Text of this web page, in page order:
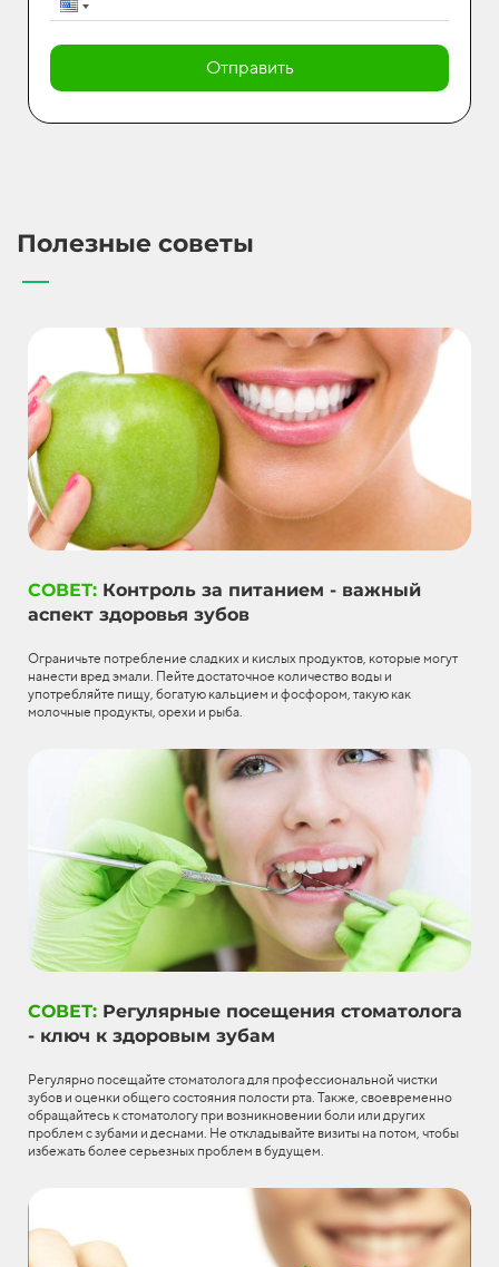
Отправить
Полезные советы
СОВЕТ: Контроль за питанием - важный
аспект здоровья зубов
Ограничьте потребление сладких и кислых продуктов, которые могут
нанести вред эмали. Пейте достаточное количество воды и
употребляйте пищу, богатую кальцием и фосфором, такую как
молочные продукты, орехи и рыба.
СОВЕТ: Регулярные посещения стоматолога
- ключ к здоровым зубам
Регулярно посещайте стоматолога для профессиональной чистки
зубов и оценки общего состояния полости рта. Также, своевременно
обращайтесь к стоматологу при возникновении боли или других
проблем с зубами и деснами. Не откладывайте визиты на потом, чтобы
избежать более серьезных проблем в будущем.